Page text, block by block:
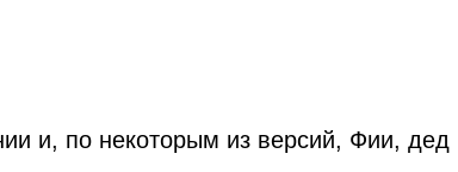
и, по некоторым из версий, Фии, дед